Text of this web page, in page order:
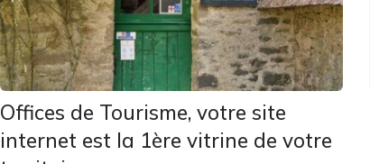
Offices de Tourisme, votre site
internet est la 1ère vitrine de votre